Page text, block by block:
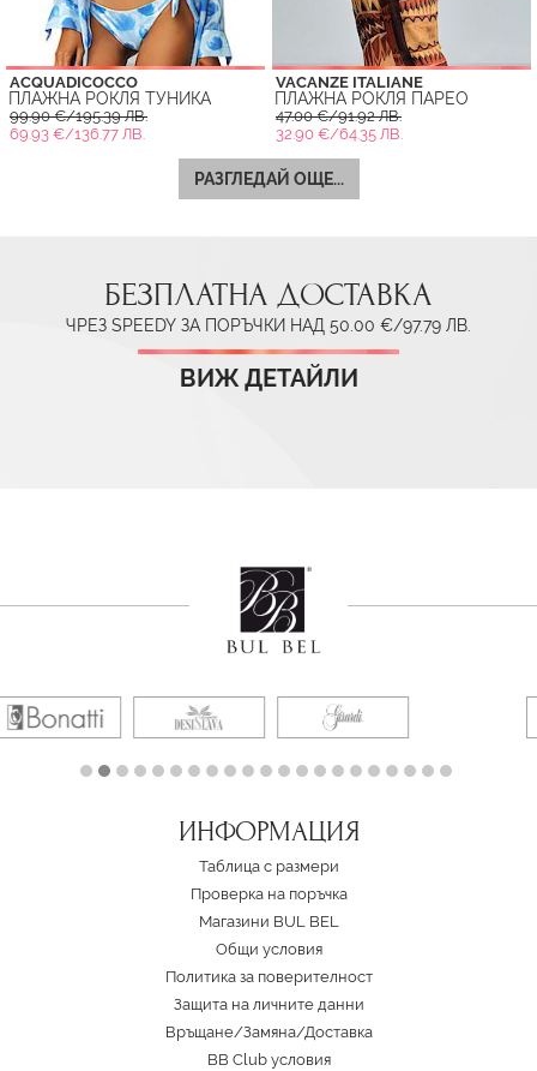
ACQUADICOCCO
ПЛАЖНА РОКЛЯ ТУНИКА
99.90 €/195.39 ЛВ.
69.93 €/136.77 ЛВ.
VACANZE ITALIANE
ПЛАЖНА РОКЛЯ ПАРЕО
47.00 €/91.92 ЛВ.
32.90 €/64.35 ЛВ.
РАЗГЛЕДАЙ ОЩЕ...
БЕЗПЛАТНА ДОСТАВКА
ЧРЕЗ SPEEDY ЗА ПОРЪЧКИ НАД 50.00 €/97.79 ЛВ.
ВИЖ ДЕТАЙЛИ
ИНФОРМАЦИЯ
Таблица с размери
Проверка на поръчка
Магазини BUL BEL
Oбщи условия
Политика за поверителност
Защита на личните данни
Връщане/Замяна/Доставка
BB Club условия